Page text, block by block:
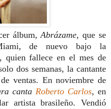
álbum,Abrázame, que se
de nuevo bajo la
quien fallece en el mes de
dos semanas, la cantante
ventas. En noviembre de
canta Roberto Carlos, en
artista brasileño. Vendió